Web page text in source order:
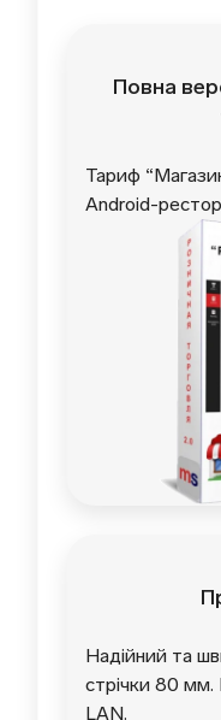
Повна
Тариф
Android-
Надійний та
стрічки 80
LAN.